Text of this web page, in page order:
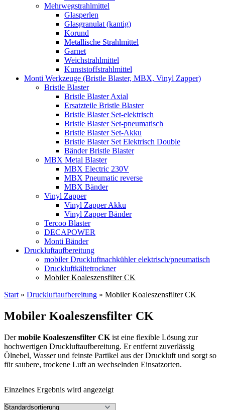
Mehrwegstrahlmittel
Glasperlen
Glasgranulat (kantig)
Korund
Metallische Strahlmittel
Garnet
Weichstrahlmittel
Kunststoffstrahlmittel
Monti Werkzeuge (Bristle Blaster, MBX, Vinyl Zapper)
Bristle Blaster
Bristle Blaster Axial
Ersatzteile Bristle Blaster
Bristle Blaster Set-elektrisch
Bristle Blaster Set-pneumatisch
Bristle Blaster Set-Akku
Bristle Blaster Set Elektrisch Double
Bänder Bristle Blaster
MBX Metal Blaster
MBX Electric 230V
MBX Pneumatic reverse
MBX Bänder
Vinyl Zapper
Vinyl Zapper Akku
Vinyl Zapper Bänder
Tercoo Blaster
DECAPOWER
Monti Bänder
Druckluftaufbereitung
mobiler Druckluftnachkühler elektrisch/pneumatisch
Druckluftkältetrockner
Mobiler Koaleszensfilter CK
Start » Druckluftaufbereitung » Mobiler Koaleszensfilter CK
Mobiler Koaleszensfilter CK
Dermobile Koaleszensfilter CK ist eine flexible Lösung zur
hochwertigen Druckluftaufbereitung. Er entfernt zuverlässig
Ölnebel, Wasser und feinste Partikel aus der Druckluft und sorgt so
für saubere, trockene Luft an wechselnden Einsatzorten.
Einzelnes Ergebnis wird angezeigt